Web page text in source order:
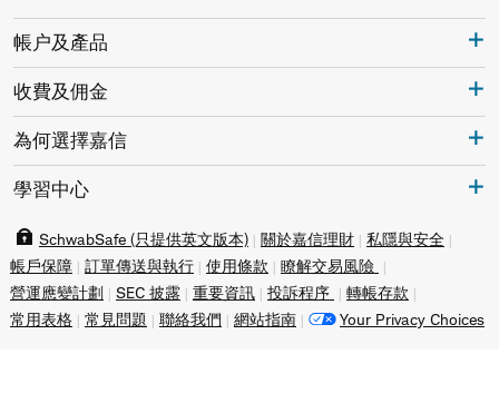
帳户及產品
收費及佣金
為何選擇嘉信
學習中心
SchwabSafe (只提供英文版本) 關於嘉信理財
私隱與安全
帳戶保障
訂單傳送與執行 使用條款
瞭解交易風險
營運應變計劃
SEC 披露 重要資訊 投訴程序
轉帳存款
常用表格
常見問題 聯絡我們 網站指南 Your Privacy Choices